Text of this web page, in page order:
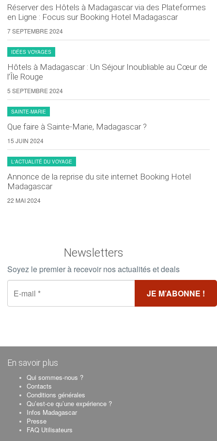
Réserver des Hôtels à Madagascar via des Plateformes
en Ligne : Focus sur Booking Hotel Madagascar
7 SEPTEMBRE 2024
IDÉES VOYAGES
Hôtels à Madagascar : Un Séjour Inoubliable au Cœur de
l’Île Rouge
5 SEPTEMBRE 2024
SAINTE-MARIE
Que faire à Sainte-Marie, Madagascar ?
15 JUIN 2024
L'ACTUALITÉ DU VOYAGE
Annonce de la reprise du site internet Booking Hotel
Madagascar
22 MAI 2024
Newsletters
Soyez le premier à recevoir nos actualités et deals
En savoir plus
Qui sommes-nous ?
Contacts
Conditions générales
Qu’est-ce qu’une expérience ?
Infos Madagascar
Presse
FAQ Utilisateurs